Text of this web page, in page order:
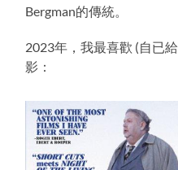
Bergman的傳統。
2023年，我最喜歡 (自已給
影：